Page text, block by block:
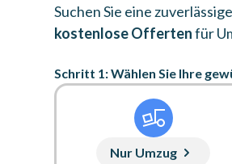
Suchen Sie eine zuverlässige
kostenlose Offertenfür
Schritt 1: Wählen Sie Ihre
Nur Umzug